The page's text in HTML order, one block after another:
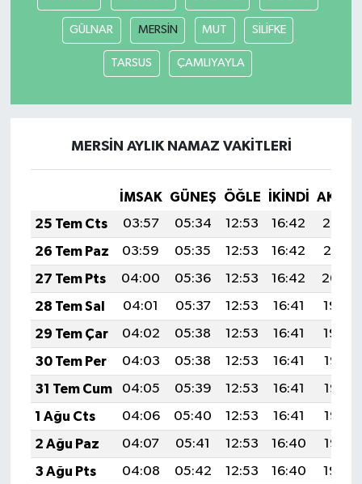
GÜLNAR MERSİN MUT SİLİFKE
TARSUS ÇAMLIYAYLA
MERSİN AYLIK NAMAZ VAKITLERI
İMSAK GÜNEŞ ÖĞLE İKINDI
25 Tem Cts
03:57 05:34 12:53 16:42
20:02
26 Tem Paz
03:59 05:35 12:53 16:42
20:01
27 Tem Pts
04:00 05:36 12:53 16:42
20:00
28 Tem Sal
04:01 05:37 12:53 16:41
19:59
29 Tem Çar
04:02 05:38 12:53 16:41
19:59
30 Tem Per
04:03 05:38 12:53 16:41
19:58
31 Tem Cum
04:05 05:39 12:53 16:41
19:57
1 Ağu Cts
04:06 05:40 12:53 16:41
19:56
2 Ağu Paz
04:07 05:41 12:53 16:40
19:55
3 Ağu Pts
04:08 05:42 12:53 16:40
19:54